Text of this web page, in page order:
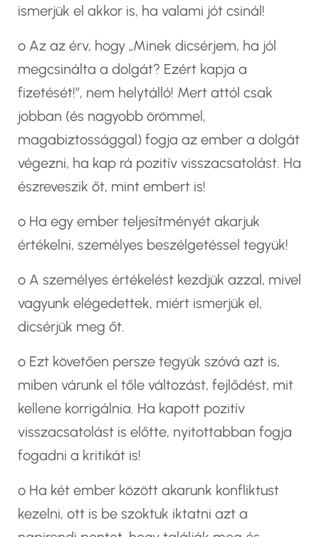
ismerjük el akkor is, ha valami jót csinál!
o Az az érv, hogy „Minek dicsérjem, ha jól
megcsinálta a dolgát? Ezért kapja a
fizetését!”, nem helytálló! Mert attól csak
jobban (és nagyobb örömmel,
magabiztossággal) fogja az ember a dolgát
végezni, ha kap rá pozitív visszacsatolást. Ha
észreveszik őt, mint embert is!
o Ha egy ember teljesítményét akarjuk
értékelni, személyes beszélgetéssel tegyük!
o A személyes értékelést kezdjük azzal, mivel
vagyunk elégedettek, miért ismerjük el,
dicsérjük meg őt.
o Ezt követően persze tegyük szóvá azt is,
miben várunk el tőle változást, fejlődést, mit
kellene korrigálnia. Ha kapott pozitív
visszacsatolást is előtte, nyitottabban fogja
fogadni a kritikát is!
o Ha két ember között akarunk konfliktust
kezelni, ott is be szoktuk iktatni azt a